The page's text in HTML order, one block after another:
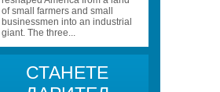
of small farmers and small
businessmen into an industrial
giant. The three...
СТАНЕТЕ